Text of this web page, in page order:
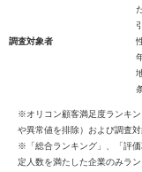
調査対象者
※オリコン顧客満足度ランキ
や異常値を排除）および調査
※「総合ランキング」、「評
定人数を満たした企業のみラ